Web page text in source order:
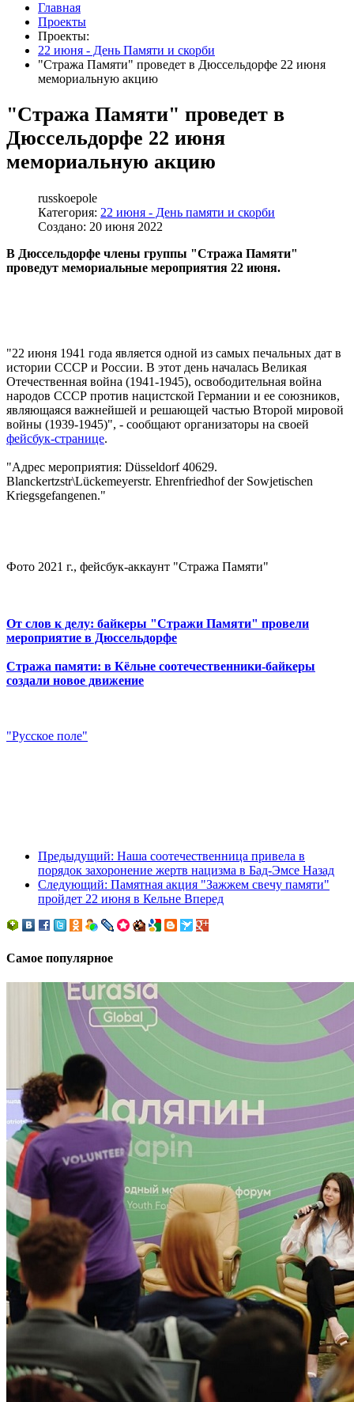
Главная
Проекты
Проекты:
22 июня - День Памяти и скорби
"Стража Памяти" проведет в Дюссельдорфе 22 июня
мемориальную акцию
"Стража Памяти" проведет в
Дюссельдорфе 22 июня
мемориальную акцию
russkoepole
Категория: 22 июня - День памяти и скорби
Создано: 20 июня 2022
В Дюссельдорфе члены группы "Стража Памяти"
проведут мемориальные мероприятия 22 июня.
"22 июня 1941 года является одной из самых печальных дат в
истории СССР и России. В этот день началась Великая
Отечественная война (1941-1945), освободительная война
народов СССР против нацистской Германии и ее союзников,
являющаяся важнейшей и решающей частью Второй мировой
войны (1939-1945)", - сообщают организаторы на своей
фейсбук-странице.
"Адрес мероприятия: Düsseldorf 40629.
Blanckertzstr\Lückemeyerstr. Ehrenfriedhof der Sowjetischen
Kriegsgefangenen."
Фото 2021 г., фейсбук-аккаунт "Стража Памяти"
От слов к делу: байкеры "Стражи Памяти" провели
мероприятие в Дюссельдорфе
Стража памяти: в Кёльне соотечественники-байкеры
создали новое движение
"Русское поле"
Предыдущий: Наша соотечественница привела в
порядок захоронение жертв нацизма в Бад-Эмсе Назад
Следующий: Памятная акция "Зажжем свечу памяти"
пройдет 22 июня в Кельне Вперед
Самое популярное